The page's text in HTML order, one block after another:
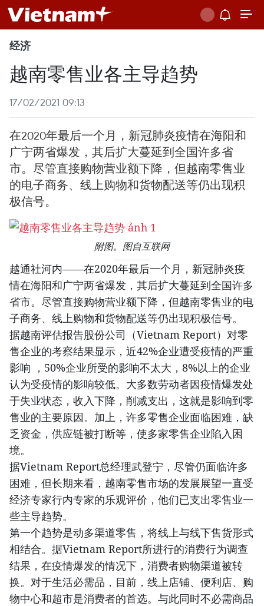
经济
越南零售业各主导趋势
17/02/2021 09:13
在2020年最后一个月，新冠肺炎疫情在海阳和
广宁两省爆发，其后扩大蔓延到全国许多省
市。尽管直接购物营业额下降，但越南零售业
的电子商务、线上购物和货物配送等仍出现积
极信号。
附图。图自互联网
越通社河内——在2020年最后一个月，新冠肺炎疫
情在海阳和广宁两省爆发，其后扩大蔓延到全国许多
省市。尽管直接购物营业额下降，但越南零售业的电
子商务、线上购物和货物配送等仍出现积极信号。
据越南评估报告股份公司（Vietnam Report）对零
售企业的考察结果显示，近42%企业遭受疫情的严重
影响 ，50%企业所受的影响不太大，8%以上的企业
认为受疫情的影响较低。大多数劳动者因疫情爆发处
于失业状态，收入下降，削减支出，这就是影响到零
售业的主要原因。加上，许多零售企业面临困难，缺
乏资金，供应链被打断等，使多家零售企业陷入困
境。
据Vietnam Report总经理武登宁，尽管仍面临许多
困难，但长期来看，越南零售市场的发展展望一直受
经济专家行内专家的乐观评价，他们已支出零售业一
些主导趋势。
第一个趋势是动多渠道零售，将线上与线下售货形式
相结合。据Vietnam Report所进行的消费行为调查
结果，在疫情爆发的情况下，消费者购物渠道被转
换。对于生活必需品，目前，线上店铺、便利店、购
物中心和超市是消费者的首选。与此同时不必需商品